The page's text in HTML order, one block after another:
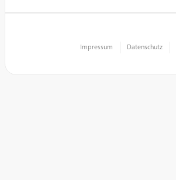
Impressum Datenschutz